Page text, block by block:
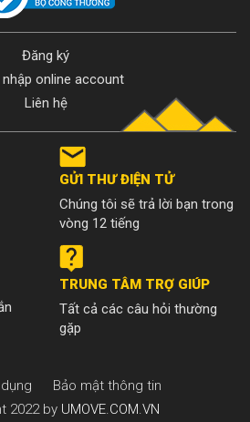
Đăng ký
online account
Liên hệ
GỬI THƯ ĐIỆN TỬ
Chúng tôi sẽ trả lời bạn trong
vòng 12 tiếng
TRUNG TÂM TRỢ GIÚP
Tất cả các câu hỏi thường
gặp
Bảo mật thông tin
2022 by UMOVE.COM.VN